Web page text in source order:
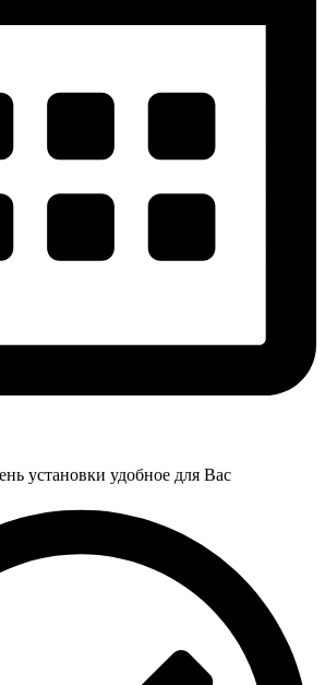
установки удобное для Вас